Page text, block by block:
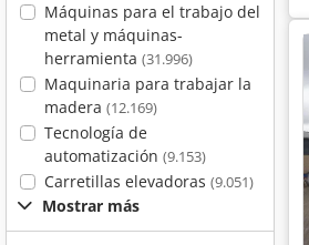
Máquinas para el trabajo del
metal y máquinas-
herramienta (31.996)
Maquinaria para trabajar la
madera (12.169)
Tecnología de
automatización (9.153)
Carretillas elevadoras (9.051)
Mostrar más